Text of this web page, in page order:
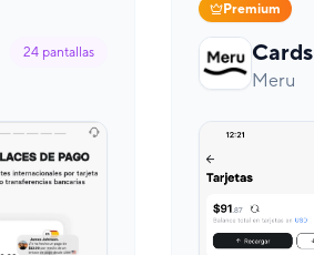
24 pantallas
Premium
Cards
Meru